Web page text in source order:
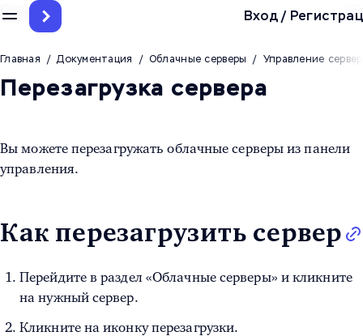
Вход/
Серверы
Главная / Документация / Облачные серверы / Управление
Перезагрузка сервера
Вы можете перезагружать облачные серверы из панели
управления.
Как перезагрузить сервер
Перейдите в раздел «Облачные серверы» и кликните
на нужный сервер.
Кликните на иконку перезагрузки.